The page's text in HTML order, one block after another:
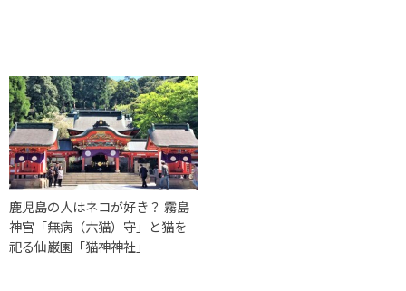
鹿児島の人はネコが好き？ 霧島
神宮「無病（六猫）守」と猫を
祀る仙巌園「猫神神社」